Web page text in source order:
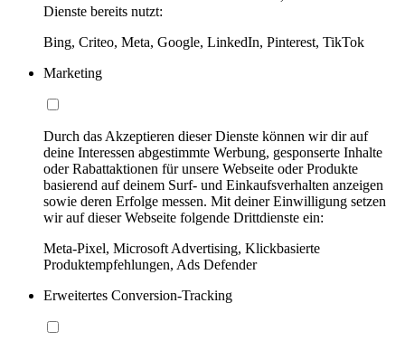
Dienste bereits nutzt:
Bing, Criteo, Meta, Google, LinkedIn, Pinterest, TikTok
Marketing
Durch das Akzeptieren dieser Dienste können wir dir auf
deine Interessen abgestimmte Werbung, gesponserte Inhalte
oder Rabattaktionen für unsere Webseite oder Produkte
basierend auf deinem Surf- und Einkaufsverhalten anzeigen
sowie deren Erfolge messen. Mit deiner Einwilligung setzen
wir auf dieser Webseite folgende Drittdienste ein:
Meta-Pixel, Microsoft Advertising, Klickbasierte
Produktempfehlungen, Ads Defender
Erweitertes Conversion-Tracking